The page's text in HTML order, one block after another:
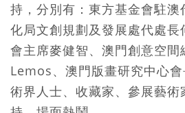
持，分別有：東方基金會駐澳
化局文創規劃及發展處代處長
會主席麥健智、澳門創意空
Lemos、澳門版畫研究中心
術界人士、收藏家、參展藝術